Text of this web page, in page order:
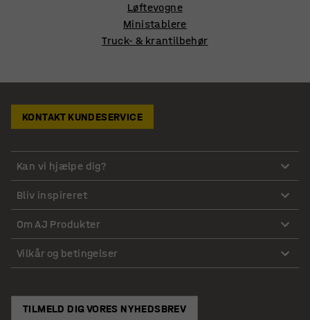
Løftevogne
Ministablere
Truck- & krantilbehør
KONTAKT KUNDESERVICE
Kan vi hjælpe dig?
Bliv inspireret
Om AJ Produkter
Vilkår og betingelser
TILMELD DIG VORES NYHEDSBREV